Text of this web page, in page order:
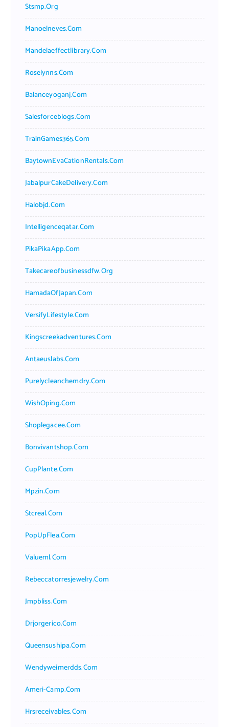
Stsmp.org
Manoelneves.com
Mandelaeffectlibrary.com
Roselynns.com
Balanceyoganj.com
Salesforceblogs.com
TrainGames365.com
BaytownEvaCationRentals.com
JabalpurCakeDelivery.com
Halobjd.com
Intelligenceqatar.com
PikaPikaApp.com
Takecareofbusinessdfw.org
HamadaOfJapan.com
VersifyLifestyle.com
Kingscreekadventures.com
Antaeuslabs.com
Purelycleanchemdry.com
WishOping.com
Shoplegacee.com
Bonvivantshop.com
CupPlante.com
Mpzin.com
Stcreal.com
PopUpFlea.com
Valueml.com
Rebeccatorresjewelry.com
Jmpbliss.com
Drjorgerico.com
Queensushipa.com
Wendyweimerdds.com
Ameri-Camp.com
Hrsreceivables.com